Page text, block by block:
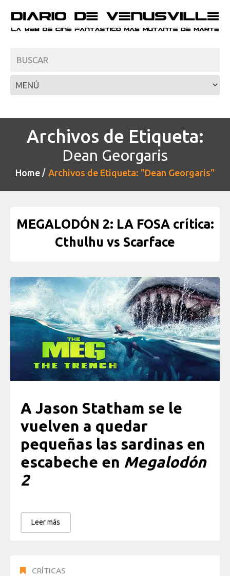
Archivos de Etiqueta:
Dean Georgaris
Home Archivos de Etiqueta: "Dean Georgaris"
MEGALODÓN 2: LA FOSA crítica:
Cthulhu vs Scarface
A Jason Statham se le
vuelven a quedar
pequeñas las sardinas en
escabeche en Megalodón
2
Leer más
CRÍTICAS